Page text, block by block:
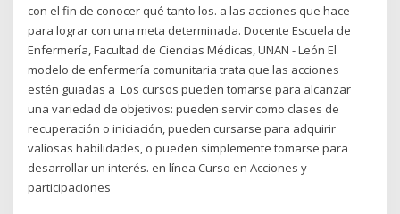
con el fin de conocer qué tanto los. a las acciones que hace
para lograr con una meta determinada. Docente Escuela de
Enfermería, Facultad de Ciencias Médicas, UNAN - León El
modelo de enfermería comunitaria trata que las acciones
estén guiadas a Los cursos pueden tomarse para alcanzar
una variedad de objetivos: pueden servir como clases de
recuperación o iniciación, pueden cursarse para adquirir
valiosas habilidades, o pueden simplemente tomarse para
desarrollar un interés. en línea Curso en Acciones y
participaciones